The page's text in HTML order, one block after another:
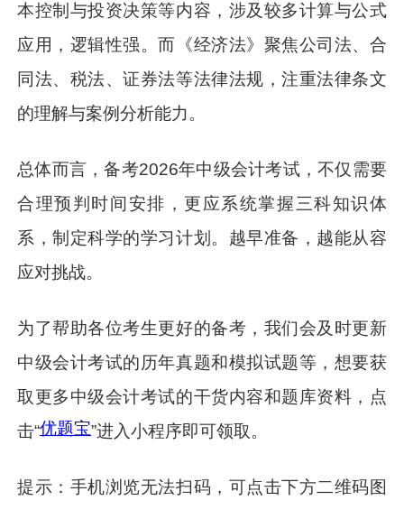
本控制与投资决策等内容，涉及较多计算与公式
应用，逻辑性强。而《经济法》聚焦公司法、合
同法、税法、证券法等法律法规，注重法律条文
的理解与案例分析能力。
总体而言，备考2026年中级会计考试，不仅需要
合理预判时间安排，更应系统掌握三科知识体
系，制定科学的学习计划。越早准备，越能从容
应对挑战。
为了帮助各位考生更好的备考，我们会及时更新
中级会计考试的历年真题和模拟试题等，想要获
取更多中级会计考试的干货内容和题库资料，点
击“优题宝”进入小程序即可领取。
提示：手机浏览无法扫码，可点击下方二维码图